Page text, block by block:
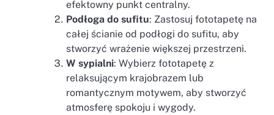
efektowny punkt centralny.
Podłoga do sufitu: Zastosuj fototapetę na
całej ścianie od podłogi do sufitu, aby
stworzyć wrażenie większej przestrzeni.
W sypialni: Wybierz fototapetę z
relaksującym krajobrazem lub
romantycznym motywem, aby stworzyć
atmosferę spokoju i wygody.